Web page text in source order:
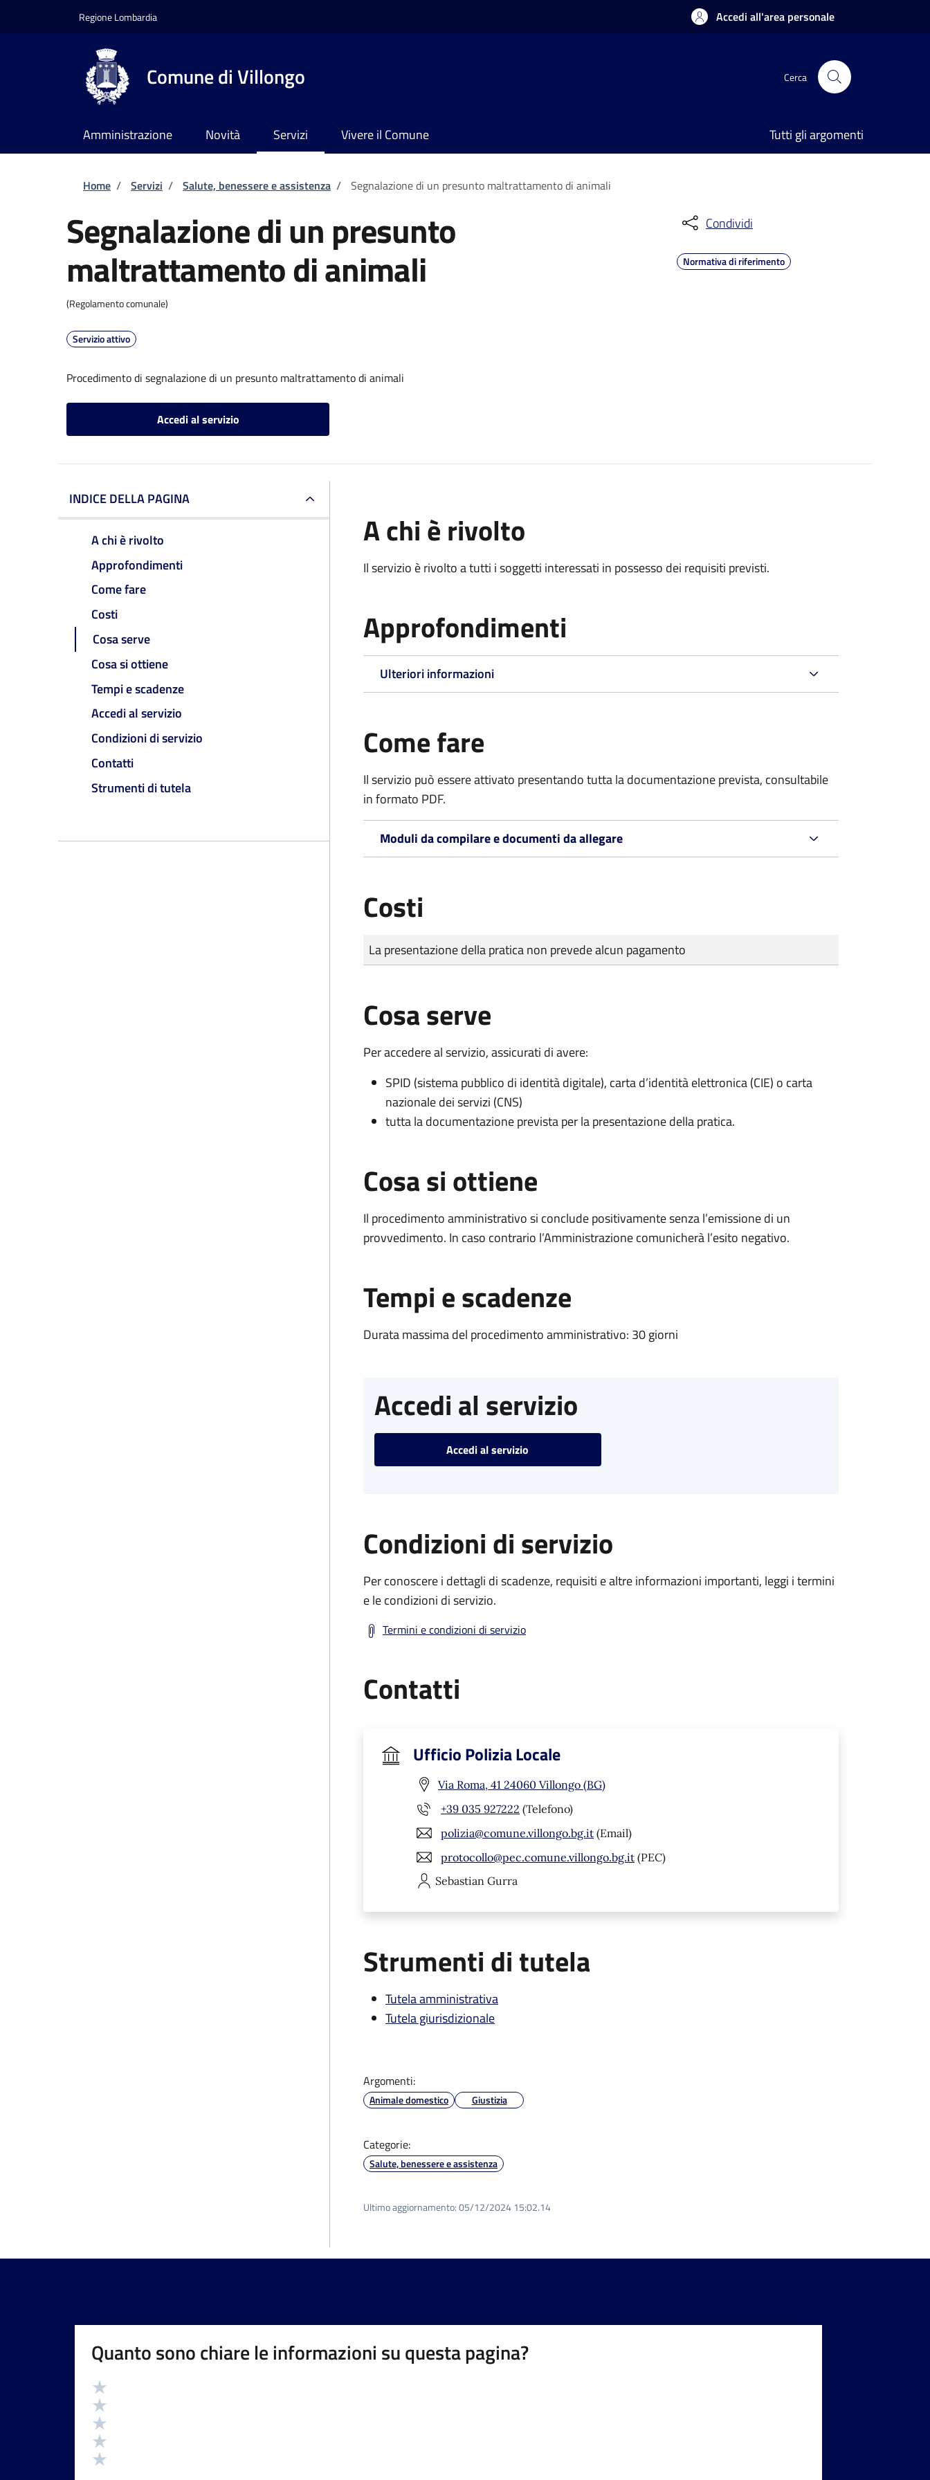
Regione Lombardia Accedi all'area personale
Comune di Villongo Cerca
Amministrazione Novità Servizi Vivere il Comune Tutti gli argomenti
Briciole di pane
Home / Servizi / Salute, benessere e assistenza / Segnalazione di un presunto maltrattamento di animali
Segnalazione di un presunto
maltrattamento di animali
(Regolamento comunale)
Servizio attivo
Procedimento di segnalazione di un presunto maltrattamento di animali
Accedi al servizio
Condividi
Normativa di riferimento
INDICE DELLA PAGINA
A chi è rivolto
Approfondimenti
Come fare
Costi
Cosa serve
Cosa si ottiene
Tempi e scadenze
Accedi al servizio
Condizioni di servizio
Contatti
Strumenti di tutela
A chi è rivolto
Il servizio è rivolto a tutti i soggetti interessati in possesso dei requisiti previsti.
Approfondimenti
Ulteriori informazioni
Come fare
Il servizio può essere attivato presentando tutta la documentazione prevista, consultabile
in formato PDF.
Moduli da compilare e documenti da allegare
Costi
Tipo di pagamento
Importo
La presentazione della pratica non prevede alcun pagamento
Cosa serve
Per accedere al servizio, assicurati di avere:
SPID (sistema pubblico di identità digitale), carta d’identità elettronica (CIE) o carta
nazionale dei servizi (CNS)
tutta la documentazione prevista per la presentazione della pratica.
Cosa si ottiene
Il procedimento amministrativo si conclude positivamente senza l’emissione di un
provvedimento. In caso contrario l’Amministrazione comunicherà l’esito negativo.
Tempi e scadenze
Durata massima del procedimento amministrativo: 30 giorni
Accedi al servizio
Accedi al servizio
Condizioni di servizio
Per conoscere i dettagli di scadenze, requisiti e altre informazioni importanti, leggi i termini
e le condizioni di servizio.
Termini e condizioni di servizio
Contatti
Ufficio Polizia Locale
Via Roma, 41 24060 Villongo (BG)
+39 035 927222 (Telefono)
polizia@comune.villongo.bg.it (Email)
protocollo@pec.comune.villongo.bg.it (PEC)
Sebastian Gurra
Strumenti di tutela
Tutela amministrativa
Tutela giurisdizionale
Argomenti:
Animale domestico Giustizia
Categorie:
Salute, benessere e assistenza
Ultimo aggiornamento:05/12/2024 15:02.14
Quanto sono chiare le informazioni su questa pagina?
Valutazione